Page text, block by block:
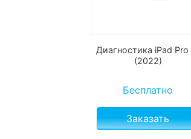
Диагностика iPad Pro
(2022)
Бесплатно
Заказать